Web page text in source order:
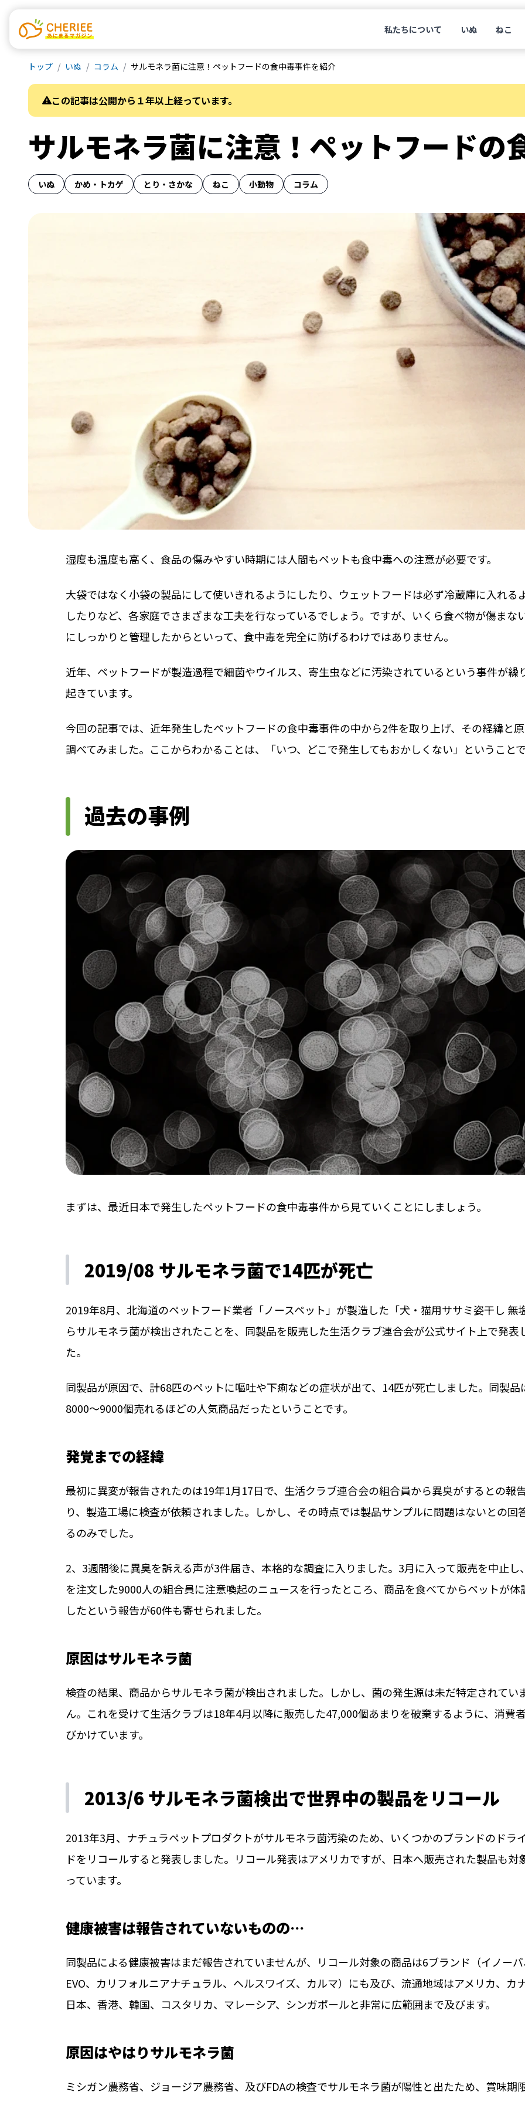
私たちについて いぬ ねこ
トップ いぬ コラム サルモネラ菌に注意！ペットフードの食中毒事件を紹介
この記事は公開から１年以上経っています。
サルモネラ菌に注意！ペットフードの
いぬ かめ・トカゲ とり・さかな ねこ 小動物 コラム
湿度も温度も高く、食品の傷みやすい時期には人間もペットも食中毒への注意が必要です。
大袋ではなく小袋の製品にして使いきれるようにしたり、ウェットフードは必ず冷蔵庫に入れる
したりなど、各家庭でさまざまな工夫を行なっているでしょう。ですが、いくら食べ物が傷まな
にしっかりと管理したからといって、食中毒を完全に防げるわけではありません。
近年、ペットフードが製造過程で細菌やウイルス、寄生虫などに汚染されているという事件が繰
起きています。
今回の記事では、近年発生したペットフードの食中毒事件の中から2件を取り上げ、その経緯と
調べてみました。ここからわかることは、「いつ、どこで発生してもおかしくない」ということ
過去の事例
まずは、最近日本で発生したペットフードの食中毒事件から見ていくことにしましょう。
2019/08 サルモネラ菌で14匹が死亡
2019年8月、北海道のペットフード業者「ノースペット」が製造した「犬・猫用ササミ姿干し 無
らサルモネラ菌が検出されたことを、同製品を販売した生活クラブ連合会が公式サイト上で発表
た。
同製品が原因で、計68匹のペットに嘔吐や下痢などの症状が出て、14匹が死亡しました。同製品
8000〜9000個売れるほどの人気商品だったということです。
発覚までの経緯
最初に異変が報告されたのは19年1月17日で、生活クラブ連合会の組合員から異臭がするとの報
り、製造工場に検査が依頼されました。しかし、その時点では製品サンプルに問題はないとの回
るのみでした。
2、3週間後に異臭を訴える声が3件届き、本格的な調査に入りました。3月に入って販売を中止し
を注文した9000人の組合員に注意喚起のニュースを行ったところ、商品を食べてからペットが体
したという報告が60件も寄せられました。
原因はサルモネラ菌
検査の結果、商品からサルモネラ菌が検出されました。しかし、菌の発生源は未だ特定されてい
ん。これを受けて生活クラブは18年4月以降に販売した47,000個あまりを破棄するように、消費
びかけています。
2013/6 サルモネラ菌検出で世界中の製品をリコール
2013年3月、ナチュラペットプロダクトがサルモネラ菌汚染のため、いくつかのブランドのドラ
ドをリコールすると発表しました。リコール発表はアメリカですが、日本へ販売された製品も対
っています。
健康被害は報告されていないものの…
同製品による健康被害はまだ報告されていませんが、リコール対象の商品は6ブランド（イノー
EVO、カリフォルニアナチュラル、ヘルスワイズ、カルマ）にも及び、流通地域はアメリカ、カ
日本、香港、韓国、コスタリカ、マレーシア、シンガポールと非常に広範囲まで及びます。
原因はやはりサルモネラ菌
ミシガン農務省、ジョージア農務省、及びFDAの検査でサルモネラ菌が陽性と出たため、賞味期